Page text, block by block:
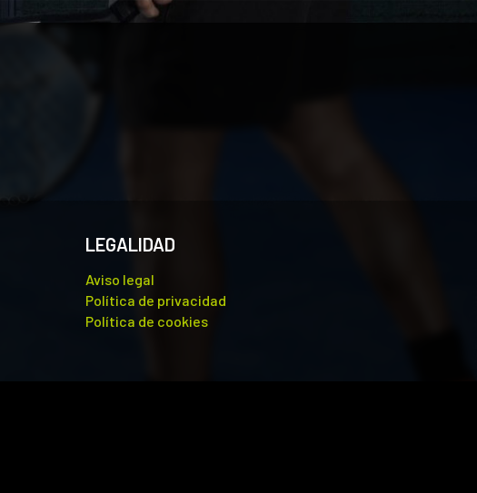
LEGALIDAD
Aviso legal
Política de privacidad
Política de cookies